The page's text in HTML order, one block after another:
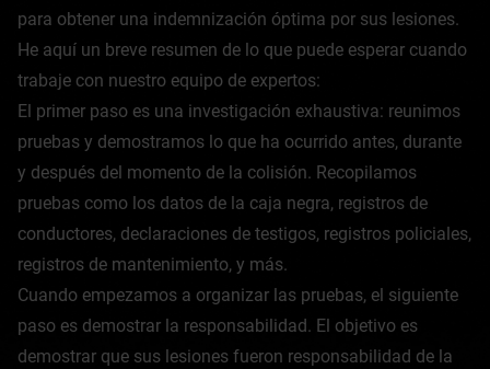
para obtener una indemnización óptima por sus lesiones.
He aquí un breve resumen de lo que puede esperar cuando
trabaje con nuestro equipo de expertos:
El primer paso es una investigación exhaustiva: reunimos
pruebas y demostramos lo que ha ocurrido antes, durante
y después del momento de la colisión. Recopilamos
pruebas como los datos de la caja negra, registros de
conductores, declaraciones de testigos, registros policiales,
registros de mantenimiento, y más.
Cuando empezamos a organizar las pruebas, el siguiente
paso es demostrar la responsabilidad. El objetivo es
demostrar que sus lesiones fueron responsabilidad de la